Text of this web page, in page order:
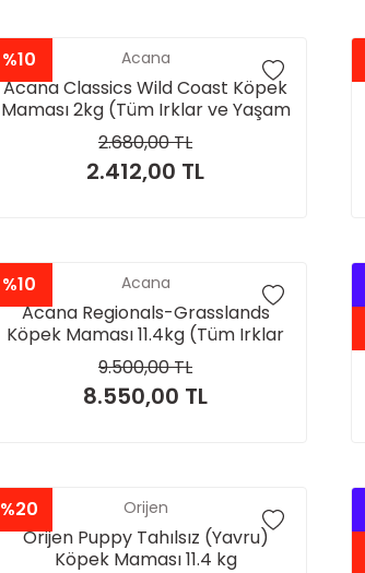
%10 Acana
Acana Classics Wild Coast Köpek
Maması 2kg (Tüm Irklar ve Yaşam
Evreleri İçin)
2.680,00 TL
2.412,00 TL
%10 Acana
Acana Regionals-Grasslands
Köpek Maması 11.4kg (Tüm Irklar
ve Yaşam Evreleri İçin)
9.500,00 TL
8.550,00 TL
%20 Orijen
Orijen Puppy Tahılsız (Yavru)
Köpek Maması 11.4 kg